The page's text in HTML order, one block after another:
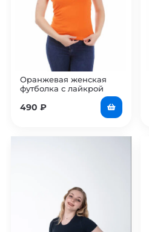
Оранжевая женская
футболка с лайкрой
490 ₽